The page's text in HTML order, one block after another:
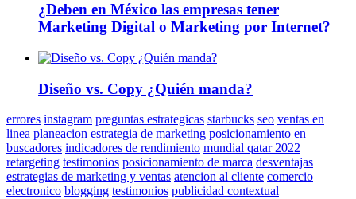
¿Deben en México las empresas tener
Marketing Digital o Marketing por Internet?
Diseño vs. Copy ¿Quién manda?
errores instagram preguntas estrategicas starbucks seo ventas en
linea planeacion estrategia de marketing posicionamiento en
buscadores indicadores de rendimiento mundial qatar 2022
retargeting testimonios posicionamiento de marca desventajas
estrategias de marketing y ventas atencion al cliente comercio
electronico blogging testimonios publicidad contextual